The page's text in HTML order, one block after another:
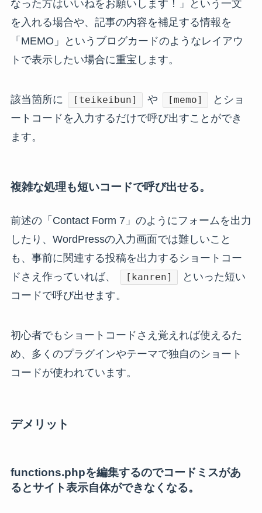
なった方はいいねをお願いします！」という一文
を入れる場合や、記事の内容を補足する情報を
「MEMO」というブログカードのようなレイアウ
トで表示したい場合に重宝します。
該当箇所に [teikeibun] や [memo]
とショ
ートコードを入力するだけで呼び出すことができ
ます。
複雑な処理も短いコードで呼び出せる。
前述の「Contact Form 7」のようにフォームを出力
したり、WordPressの入力画面では難しいこと
も、事前に関連する投稿を出力するショートコー
ドさえ作っていれば、
[kanren]
といった短い
コードで呼び出せます。
初心者でもショートコードさえ覚えれば使えるた
め、多くのプラグインやテーマで独自のショート
コードが使われています。
デメリット
functions.phpを編集するのでコードミスがあ
るとサイト表示自体ができなくなる。